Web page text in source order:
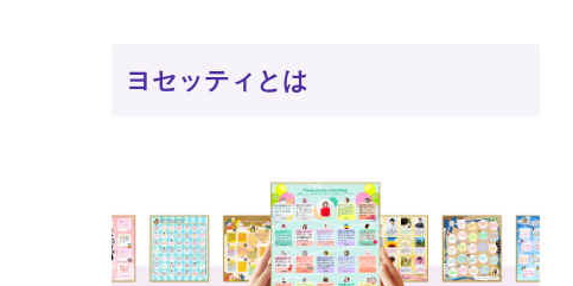
ヨセッティとは